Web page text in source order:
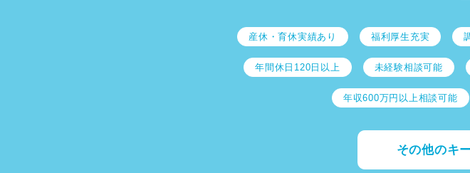
産休・育休実績あり 福利厚生充実
年間休日120日以上 未経験相談可能
年収600万円以上相談可能
その他のキ